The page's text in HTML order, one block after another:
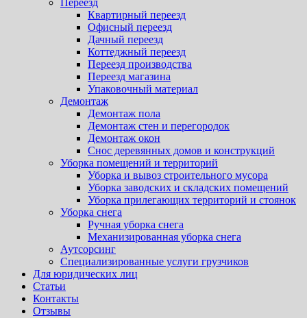
Переезд
Квартирный переезд
Офисный переезд
Дачный переезд
Коттеджный переезд
Переезд производства
Переезд магазина
Упаковочный материал
Демонтаж
Демонтаж пола
Демонтаж стен и перегородок
Демонтаж окон
Снос деревянных домов и конструкций
Уборка помещений и территорий
Уборка и вывоз строительного мусора
Уборка заводских и складских помещений
Уборка прилегающих территорий и стоянок
Уборка снега
Ручная уборка снега
Механизированная уборка снега
Аутсорсинг
Специализированные услуги грузчиков
Для юридических лиц
Статьи
Контакты
Отзывы